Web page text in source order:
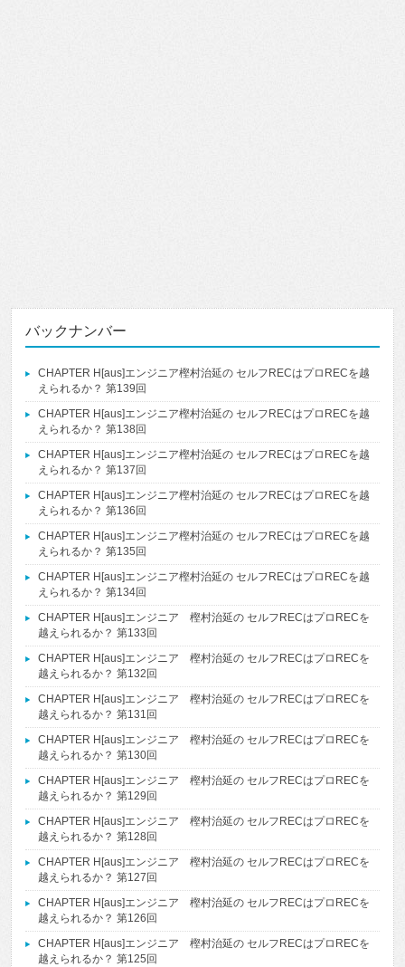
バックナンバー
CHAPTER H[aus]エンジニア樫村治延の セルフRECはプロRECを越
えられるか？ 第139回
CHAPTER H[aus]エンジニア樫村治延の セルフRECはプロRECを越
えられるか？ 第138回
CHAPTER H[aus]エンジニア樫村治延の セルフRECはプロRECを越
えられるか？ 第137回
CHAPTER H[aus]エンジニア樫村治延の セルフRECはプロRECを越
えられるか？ 第136回
CHAPTER H[aus]エンジニア樫村治延の セルフRECはプロRECを越
えられるか？ 第135回
CHAPTER H[aus]エンジニア樫村治延の セルフRECはプロRECを越
えられるか？ 第134回
CHAPTER H[aus]エンジニア 樫村治延の セルフRECはプロRECを
越えられるか？ 第133回
CHAPTER H[aus]エンジニア 樫村治延の セルフRECはプロRECを
越えられるか？ 第132回
CHAPTER H[aus]エンジニア 樫村治延の セルフRECはプロRECを
越えられるか？ 第131回
CHAPTER H[aus]エンジニア 樫村治延の セルフRECはプロRECを
越えられるか？ 第130回
CHAPTER H[aus]エンジニア 樫村治延の セルフRECはプロRECを
越えられるか？ 第129回
CHAPTER H[aus]エンジニア 樫村治延の セルフRECはプロRECを
越えられるか？ 第128回
CHAPTER H[aus]エンジニア 樫村治延の セルフRECはプロRECを
越えられるか？ 第127回
CHAPTER H[aus]エンジニア 樫村治延の セルフRECはプロRECを
越えられるか？ 第126回
CHAPTER H[aus]エンジニア 樫村治延の セルフRECはプロRECを
越えられるか？ 第125回